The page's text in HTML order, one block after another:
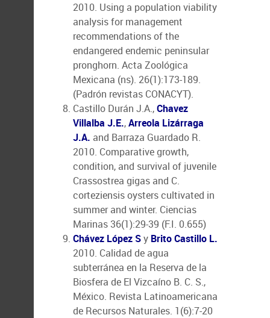
2010. Using a population viability
analysis for management
recommendations of the
endangered endemic peninsular
pronghorn. Acta Zoológica
Mexicana (ns). 26(1):173-189.
(Padrón revistas CONACYT).
Castillo Durán J.A.,Chavez
Villalba J.E.,Arreola Lizárraga
J.A. and Barraza Guardado R.
2010. Comparative growth,
condition, and survival of juvenile
Crassostrea gigas and C.
corteziensis oysters cultivated in
summer and winter. Ciencias
Marinas 36(1):29-39 (F.I. 0.655)
Chávez López Sy Brito Castillo L.
2010. Calidad de agua
subterránea en la Reserva de la
Biosfera de El Vizcaíno B. C. S.,
México. Revista Latinoamericana
de Recursos Naturales. 1(6):7-20